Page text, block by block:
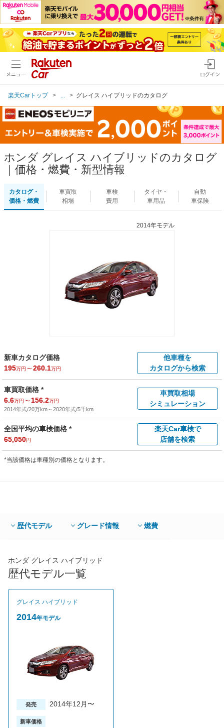
メニュー ログイン
楽天Carトップ グレイス ハイブリッドのカタログ
ホンダ グレイス ハイブリッドのカタログ
｜価格・燃費・新型情報
カタログ・
価格・燃費
車買取
相場
車検
費用
タイヤ・
車用品
自動
車保険
2014年モデル
新車カタログ価格
195万円 ～260.1万円
他車種を
カタログから検索
車買取価格 *
6.6万円 ～ 156.2万円
2014年式/20万km～2020年式/5千km
車買取相場
シミュレーション
全国平均の車検価格 *
65,050円
楽天Car車検で
店舗を検索
*当該価格は車種別の価格となります。
歴代モデル グレード情報 燃費
ホンダ グレイス ハイブリッド
歴代モデル一覧
グレイス ハイブリッド
2014年モデル
発売 2014年12月〜
新車価格